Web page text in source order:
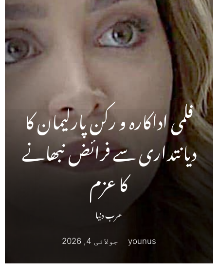
فلمی اداکارہ و رکن پارلیمان کا
دیانتداری سے فرائض نبھانے
کا عزم
عرب دنیا
younus جولائی 4, 2026